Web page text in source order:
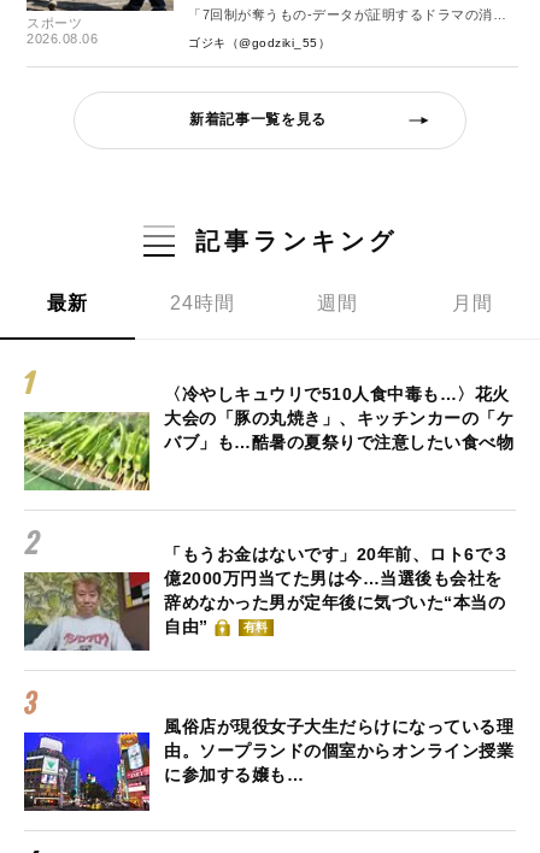
スポーツ
2026.08.06
「7回制が奪うもの-データが証明するドラマの消
失-」
ゴジキ（@godziki_55）
新着記事一覧を見る
記事ランキング
最新 24時間 週間 月間
〈冷やしキュウリで510人食中毒も…〉花火
大会の「豚の丸焼き」、キッチンカーの「ケ
バブ」も…酷暑の夏祭りで注意したい食べ物
「もうお金はないです」20年前、ロト6で３
億2000万円当てた男は今…当選後も会社を
辞めなかった男が定年後に気づいた“本当の
自由”
有料
風俗店が現役女子大生だらけになっている理
由。ソープランドの個室からオンライン授業
に参加する嬢も…